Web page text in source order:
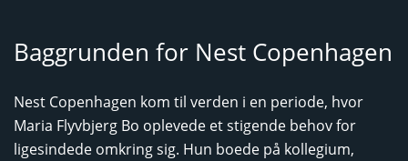
Baggrunden for Nest Copenhagen
Nest Copenhagen kom til verden i en periode, hvor
Maria Flyvbjerg Bo oplevede et stigende behov for
ligesindede omkring sig. Hun boede på kollegium,